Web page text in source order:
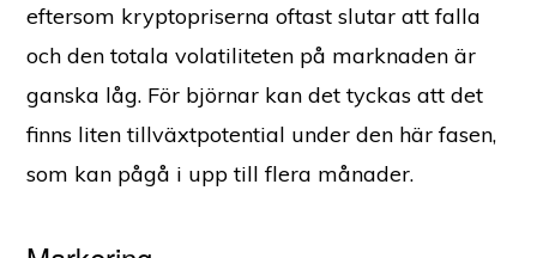
eftersom kryptopriserna oftast slutar att falla
och den totala volatiliteten på marknaden är
ganska låg. För björnar kan det tyckas att det
finns liten tillväxtpotential under den här fasen,
som kan pågå i upp till flera månader.